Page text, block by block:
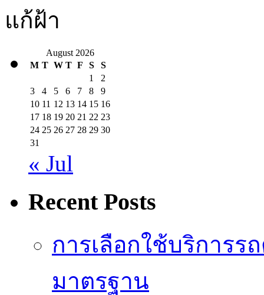
แก้ฝ้า
August 2026
M T W T F S
S
1
2
3
4 5 6 7 8
9
10 11 12 13 14 15 16
17 18 19 20 21 22 23
24 25 26 27 28 29 30
31
« Jul
Recent Posts
การเลือกใช้บริการ
มาตรฐาน